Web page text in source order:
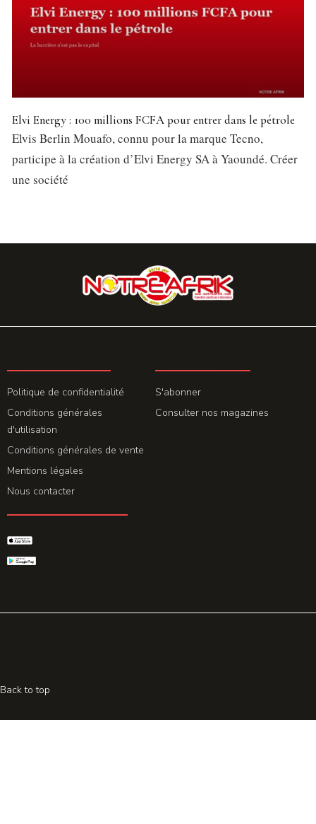
Elvi Energy : 100 millions FCFA pour entrer dans le pétrole
Elvis Berlin Mouafo, connu pour la marque Tecno,
participe à la création d’Elvi Energy SA à Yaoundé. Créer
une société
Politique de confidentialité
Conditions générales
d'utilisation
Conditions générales de vente
Mentions légales
Nous contacter
S'abonner
Consulter nos magazines
Back to top